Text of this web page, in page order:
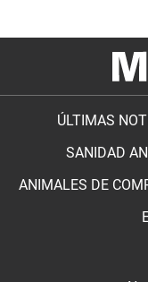
ÚLTIMAS
SANIDAD
ANIMALES DE